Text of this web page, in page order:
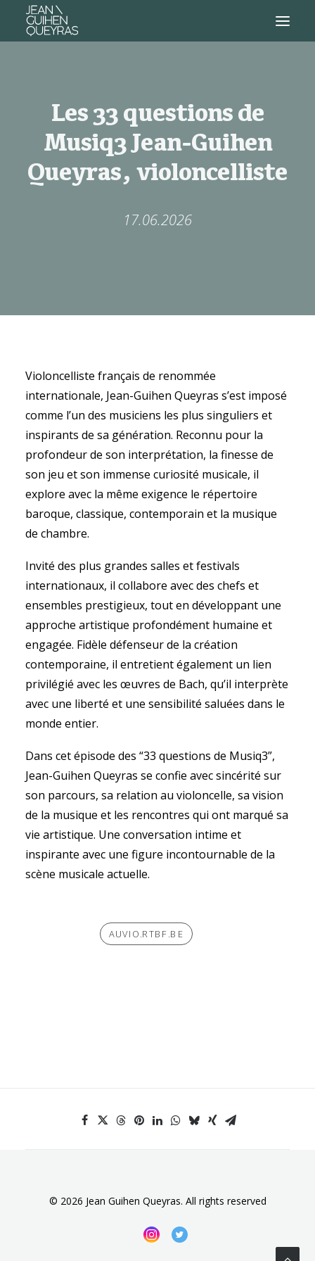
SEARCH
Les 33 questions de
Musiq3 Jean-Guihen
Queyras, violoncelliste
17.06.2026
Violoncelliste français de renommée
internationale, Jean-Guihen Queyras s’est imposé
comme l’un des musiciens les plus singuliers et
inspirants de sa génération. Reconnu pour la
profondeur de son interprétation, la finesse de
son jeu et son immense curiosité musicale, il
explore avec la même exigence le répertoire
baroque, classique, contemporain et la musique
de chambre.
Invité des plus grandes salles et festivals
internationaux, il collabore avec des chefs et
ensembles prestigieux, tout en développant une
approche artistique profondément humaine et
engagée. Fidèle défenseur de la création
contemporaine, il entretient également un lien
privilégié avec les œuvres de Bach, qu’il interprète
avec une liberté et une sensibilité saluées dans le
monde entier.
Dans cet épisode des “33 questions de Musiq3”,
Jean-Guihen Queyras se confie avec sincérité sur
son parcours, sa relation au violoncelle, sa vision
de la musique et les rencontres qui ont marqué sa
vie artistique. Une conversation intime et
inspirante avec une figure incontournable de la
scène musicale actuelle.
AUVIO.RTBF.BE
© 2026 Jean Guihen Queyras. All rights reserved